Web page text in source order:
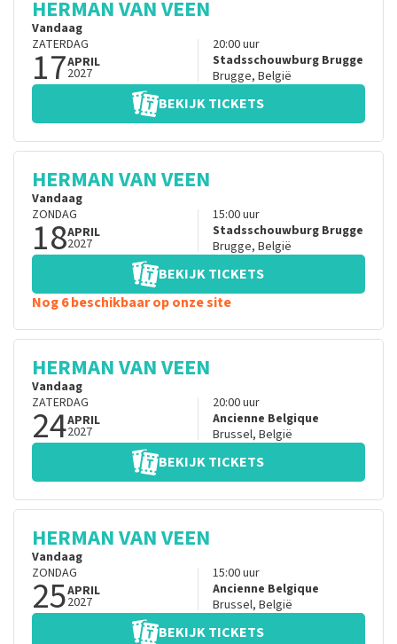
HERMAN VAN VEEN
Vandaag
ZATERDAG
17APRIL
2027
20:00uur
Stadsschouwburg Brugge
Brugge, België
BEKIJK TICKETS
HERMAN VAN VEEN
Vandaag
ZONDAG
18APRIL
2027
15:00uur
Stadsschouwburg Brugge
Brugge, België
BEKIJK TICKETS
Nog 6 beschikbaar op onze site
HERMAN VAN VEEN
Vandaag
ZATERDAG
24APRIL
2027
20:00uur
Ancienne Belgique
Brussel, België
BEKIJK TICKETS
HERMAN VAN VEEN
Vandaag
ZONDAG
25APRIL
2027
15:00uur
Ancienne Belgique
Brussel, België
BEKIJK TICKETS